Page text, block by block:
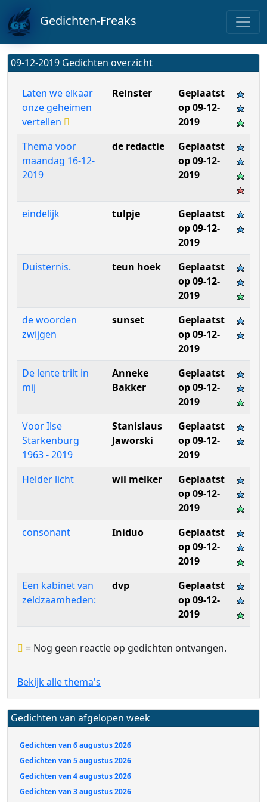
Gedichten-Freaks
09-12-2019 Gedichten overzicht
Laten we elkaar
onze geheimen
vertellen
Reinster
Geplaatst
op 09-12-
2019
Thema voor
maandag 16-12-
2019
de redactie
Geplaatst
op 09-12-
2019
eindelijk tulpje
Geplaatst
op 09-12-
2019
Duisternis.
teun hoek
Geplaatst
op 09-12-
2019
de woorden
zwijgen
sunset
Geplaatst
op 09-12-
2019
De lente trilt in
mij
Anneke
Bakker
Geplaatst
op 09-12-
2019
Voor Ilse
Starkenburg
1963 - 2019
Stanislaus
Jaworski
Geplaatst
op 09-12-
2019
Helder licht
wil melker
Geplaatst
op 09-12-
2019
consonant
Iniduo
Geplaatst
op 09-12-
2019
Een kabinet van
zeldzaamheden:
dvp
Geplaatst
op 09-12-
2019
= Nog geen reactie op gedichten ontvangen.
Bekijk alle thema's
Gedichten van afgelopen week
Gedichten van 6 augustus 2026
Gedichten van 5 augustus 2026
Gedichten van 4 augustus 2026
Gedichten van 3 augustus 2026